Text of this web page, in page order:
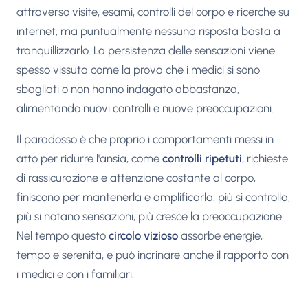
attraverso visite, esami, controlli del corpo e ricerche su
internet, ma puntualmente nessuna risposta basta a
tranquillizzarlo. La persistenza delle sensazioni viene
spesso vissuta come la prova che i medici si sono
sbagliati o non hanno indagato abbastanza,
alimentando nuovi controlli e nuove preoccupazioni.
Il paradosso è che proprio i comportamenti messi in
atto per ridurre l'ansia, come controlli ripetuti, richieste
di rassicurazione e attenzione costante al corpo,
finiscono per mantenerla e amplificarla: più si controlla,
più si notano sensazioni, più cresce la preoccupazione.
Nel tempo questo circolo vizioso assorbe energie,
tempo e serenità, e può incrinare anche il rapporto con
i medici e con i familiari.